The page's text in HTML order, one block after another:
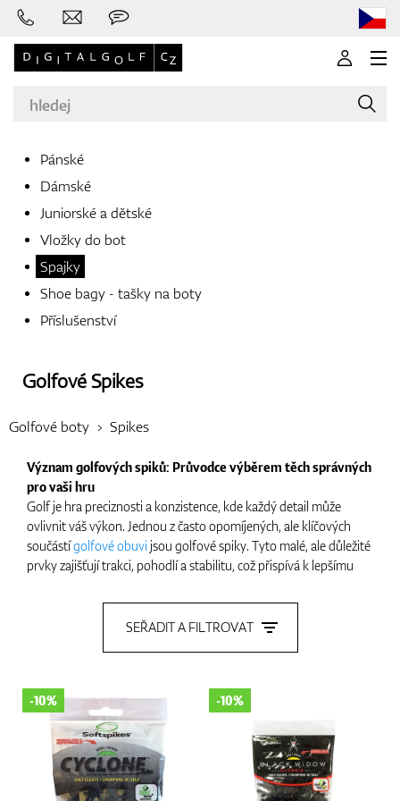
Rukavice
Pánské
Dámské
Juniorské a dětské
Vložky do bot
Spajky
Shoe bagy - tašky na boty
Příslušenství
Golfové Spikes
Golfové boty Spikes
Význam golfových spiků: Průvodce výběrem těch správných
pro vaši hru
Golf je hra preciznosti a konzistence, kde každý detail může
ovlivnit váš výkon. Jednou z často opomíjených, ale klíčových
součástígolfové obuvi jsou golfové spiky. Tyto malé, ale důležité
prvky zajišťují trakci, pohodlí a stabilitu, což přispívá k lepšímu
význam golfových spiků, jejich typy a jak si vybrat ty správné
podle vašich potřeb.
stabilitu na hřišti. Ať už odpalujete, provádíte švih, nebo
přecházíte mezi jamkami, vaše nohy potřebují pevný základ pro
optimální výkon. Bez dostatečné trakce můžete uklouznout
nebo ztratit rovnováhu, což může negativně ovlivnit váš švih i
celkovou hru.
SEŘADIT A FILTROVAT
-10% -10%